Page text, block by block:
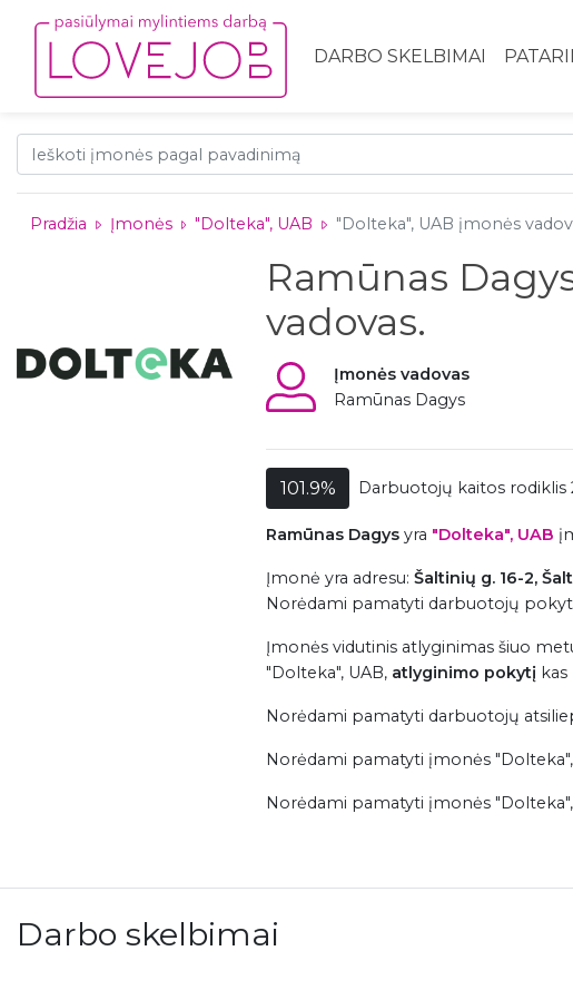
DARBO SKELBIMAI
Pradžia Įmonės "Dolteka", UAB "Dolteka", UAB įmonės
Ramūnas
vadovas.
Įmonės vadovas
Ramūnas Dagys
101.9% Darbuotojų kaitos rodiklis
Ramūnas Dagys yra "Dolteka", UAB
Įmonė yra adresu: Šaltinių g. 16-2,
Norėdami pamatyti darbuotojų
Įmonės vidutinis atlyginimas šiuo
"Dolteka", UAB, atlyginimo pokytį
Norėdami pamatyti darbuotojų
Norėdami pamatyti įmonės
Norėdami pamatyti įmonės
Darbo skelbimai